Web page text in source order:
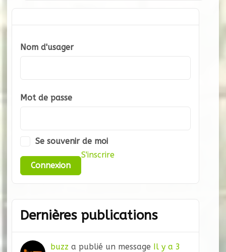
Nom d'usager
Mot de passe
Se souvenir de moi
S'inscrire
Dernières publications
buzz a publié un message Il y a 3